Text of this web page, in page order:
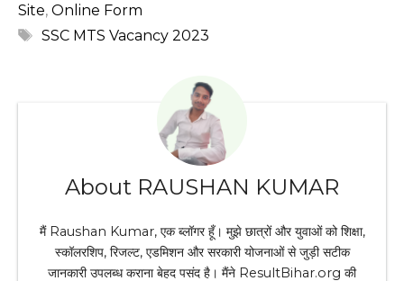
Site, Online Form
Tags
SSC MTS Vacancy 2023
About RAUSHAN KUMAR
मैं Raushan Kumar, एक ब्लॉगर हूँ। मुझे छात्रों और युवाओं को शिक्षा,
स्कॉलरशिप, रिजल्ट, एडमिशन और सरकारी योजनाओं से जुड़ी सटीक
जानकारी उपलब्ध कराना बेहद पसंद है। मैंने ResultBihar.org की